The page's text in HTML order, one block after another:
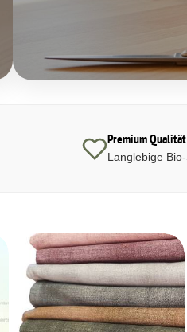
Premium Qualität
Langlebige